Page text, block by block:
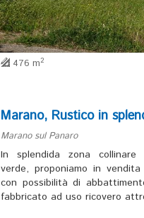
476 m2
Marano, Rustico in
Marano sul Panaro
In splendida zona collinare
verde, proponiamo in
con possibilità di
fabbricato ad uso ricovero